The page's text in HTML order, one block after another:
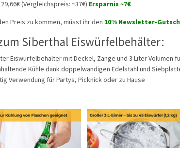
(Vergleichspreis: ~37€) Ersparnis ~7€
Preis zu kommen, müsst ihr den 10% Newsletter-
Siberthal Eiswürfelbehälter:
Eiswürfelbehälter mit Deckel, Zange und 3 Liter Volumen
Kühle dank doppelwandigen Edelstahl und
Verwendung für Partys, Picknick oder zu Hause